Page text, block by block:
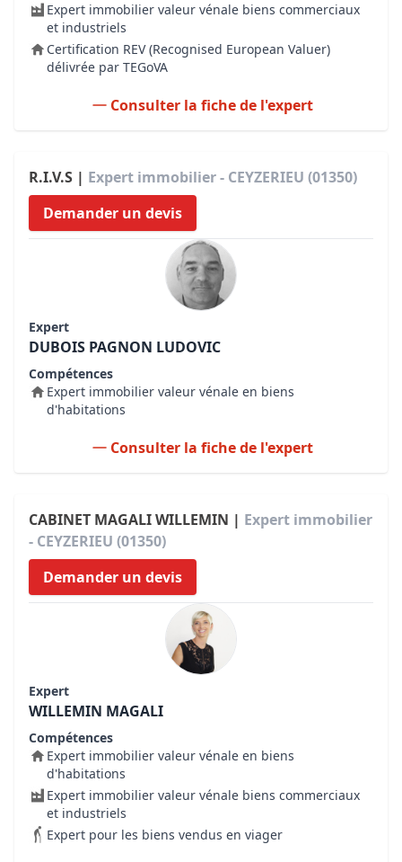
Expert immobilier valeur vénale biens commerciaux
et industriels
Certification REV (Recognised European Valuer)
délivrée par TEGoVA
Consulter la fiche de l'expert
R.I.V.S | Expert immobilier - CEYZERIEU (01350)
Demander un devis
Expert
DUBOIS PAGNON LUDOVIC
Compétences
Expert immobilier valeur vénale en biens
d'habitations
Consulter la fiche de l'expert
CABINET MAGALI WILLEMIN | Expert immobilier
- CEYZERIEU (01350)
Demander un devis
Expert
WILLEMIN MAGALI
Compétences
Expert immobilier valeur vénale en biens
d'habitations
Expert immobilier valeur vénale biens commerciaux
et industriels
Expert pour les biens vendus en viager